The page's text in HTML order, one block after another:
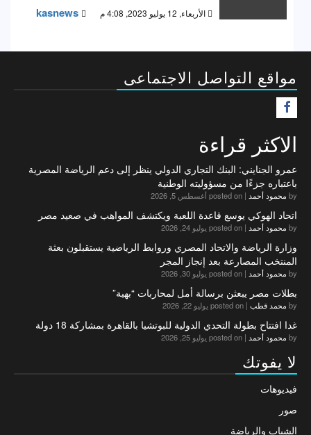
الأربعاء, 12 يوليو 2023, 4:08 م kasnews
مواقع التواصل الاجتماعى
الاكثر قراءة
عمرو الجنايني: البنك التجاري الدولي ينظر إلى دعم الرياضة المصرية
باعتباره جزءًا من مسؤوليته الوطنية
by محمود أحمد | posted on أغسطس 5, 2026
اتحاد الهوكي يوسع قاعدة اللعبة ويكتشف المواهب في صعيد مصر
by محمود أحمد | posted on يوليو 24, 2026
وزارة الرياضة والاتحاد المصري وروابط الرياضية يستقبلون بعثة
المنتخب المصارعة بعد إنجاز المجر
by محمود أحمد | posted on يوليو 30, 2026
بطلات مصر يبعثن برسالة أمل لمحاربات “بهية”
by محمد قطب | posted on يوليو 22, 2026
غدا افتتاح بطولة التحدي الدولية للبوتشيا بالقاهرة بمشاركة 18 دولة
by محمود أحمد | posted on يوليو 25, 2026
لا يفوتك
فيديوهات
صور
الشباب والرياضة